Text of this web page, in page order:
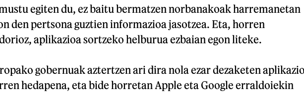
egiten du, ez baitu bermatzen norbanakoak harremanetan
den pertsona guztien informazioa jasotzea. Eta, horren
aplikazioa sortzeko helburua ezbaian egon liteke.
gobernuak aztertzen ari dira nola ezar dezaketen aplikazio
hedapena, eta bide horretan Apple eta Google erraldoiekin